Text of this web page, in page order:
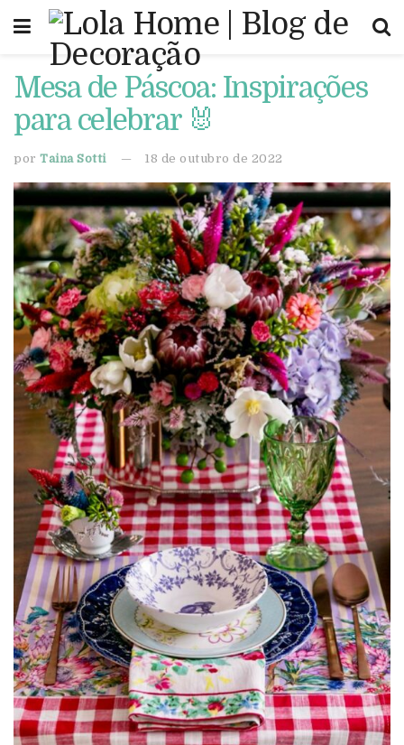
Mesa de Páscoa: Inspirações
para celebrar 🐰
por Taina Sotti 18 de outubro de 2022